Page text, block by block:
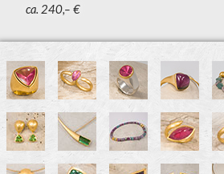
ca. 240,– €